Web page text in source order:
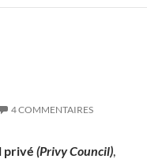
4 COMMENTAIRES
privé (Privy Council),